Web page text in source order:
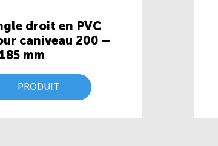
droit en PVC
caniveau 200 –
mm
PRODUIT